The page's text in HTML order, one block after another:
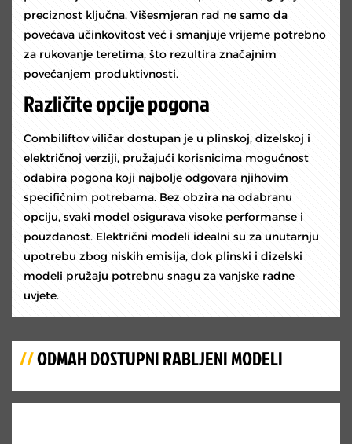
preciznost ključna. Višesmjeran rad ne samo da
povećava učinkovitost već i smanjuje vrijeme potrebno
za rukovanje teretima, što rezultira značajnim
povećanjem produktivnosti.
Različite opcije pogona
Combiliftov viličar dostupan je u plinskoj, dizelskoj i
električnoj verziji, pružajući korisnicima mogućnost
odabira pogona koji najbolje odgovara njihovim
specifičnim potrebama. Bez obzira na odabranu
opciju, svaki model osigurava visoke performanse i
pouzdanost. Električni modeli idealni su za unutarnju
upotrebu zbog niskih emisija, dok plinski i dizelski
modeli pružaju potrebnu snagu za vanjske radne
uvjete.
//ODMAH DOSTUPNI RABLJENI MODELI